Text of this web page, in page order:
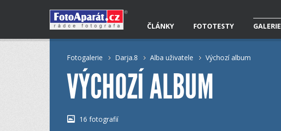
ČLÁNKY FOTOTESTY GALERIE
Fotogalerie Darja.8 Alba uživatele Výchozí album
VÝCHOZÍ ALBUM
16 fotografií